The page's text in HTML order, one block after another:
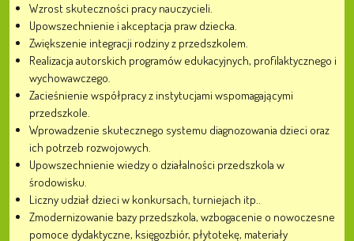
Wzrost skuteczności pracy nauczycieli.
Upowszechnienie i akceptacja praw dziecka.
Zwiększenie integracji rodziny z przedszkolem.
Realizacja autorskich programów edukacyjnych, profilaktycznego i
wychowawczego.
Zacieśnienie współpracy z instytucjami wspomagającymi
przedszkole.
Wprowadzenie skutecznego systemu diagnozowania dzieci oraz
ich potrzeb rozwojowych.
Upowszechnienie wiedzy o działalności przedszkola w
środowisku.
Liczny udział dzieci w konkursach, turniejach itp..
Zmodernizowanie bazy przedszkola, wzbogacenie o nowoczesne
pomoce dydaktyczne, księgozbiór, płytotekę, materiały